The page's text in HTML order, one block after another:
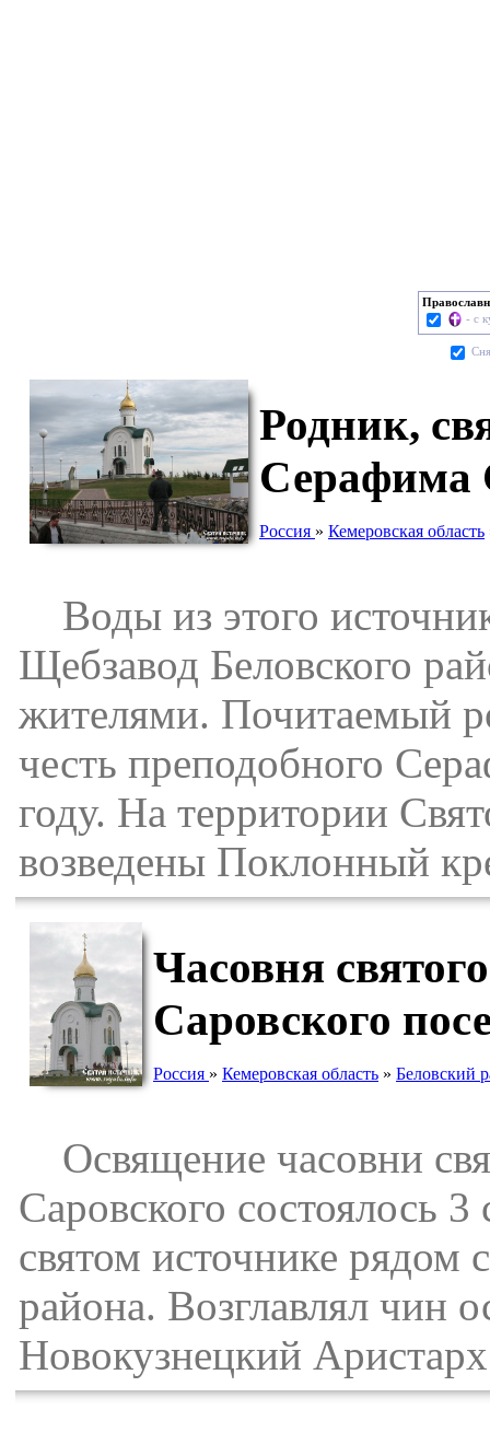
- с
Родник,
Серафима
Россия » Кемеровская область
Воды из этого
Щебзавод Беловского
жителями. Почитаемый
честь преподобного
году. На территории
возведены Поклонный
Часовня
Саровского
Россия » Кемеровская область » Беловский
Освящение часовни
Саровского состоялось
святом источнике рядом
района. Возглавлял чин
Новокузнецкий